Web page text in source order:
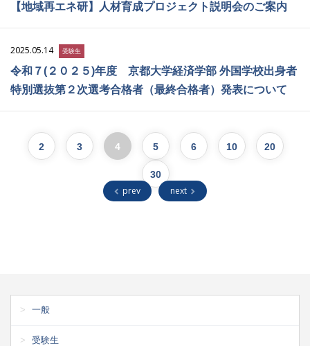
【地域再エネ研】人材育成プロジェクト説明会のご案内
2025.05.14 受験生
令和７(２０２５)年度 京都大学経済学部 外国学校出身者
特別選抜第２次選考合格者（最終合格者）発表について
prev
2 3 4 5 6 10 20
30
next
一般
受験生